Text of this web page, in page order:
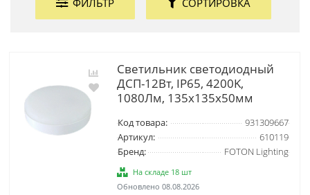
ФИЛЬТР СОРТИРОВКА
Светильник светодиодный
ДСП-12Вт, IP65, 4200K,
1080Лм, 135х135х50мм
Код товара:
931309667
Артикул:
610119
Бренд:
FOTON Lighting
На складе 18 шт
Обновлено 08.08.2026